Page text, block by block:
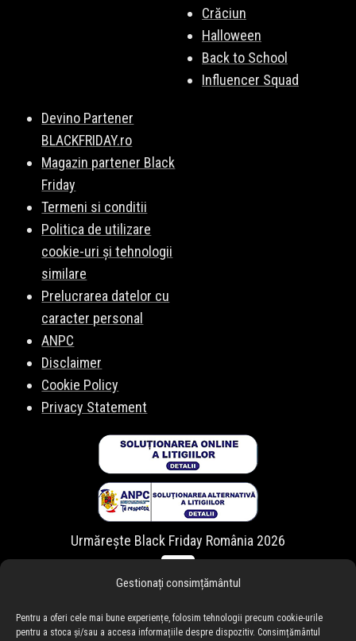
Gestionați consimțământul
Pentru a oferi cele mai bune experiențe, folosim tehnologii precum cookie-urile
pentru a stoca și/sau a accesa informațiile despre dispozitiv. Consimțământul
Crăciun
Halloween
Back to School
Influencer Squad
Devino Partener
BLACKFRIDAY.ro
Magazin partener Black
Friday
Termeni si conditii
Politica de utilizare
cookie-uri și tehnologii
similare
Prelucrarea datelor cu
caracter personal
ANPC
Disclaimer
Cookie Policy
Privacy Statement
Urmărește Black Friday România 2026